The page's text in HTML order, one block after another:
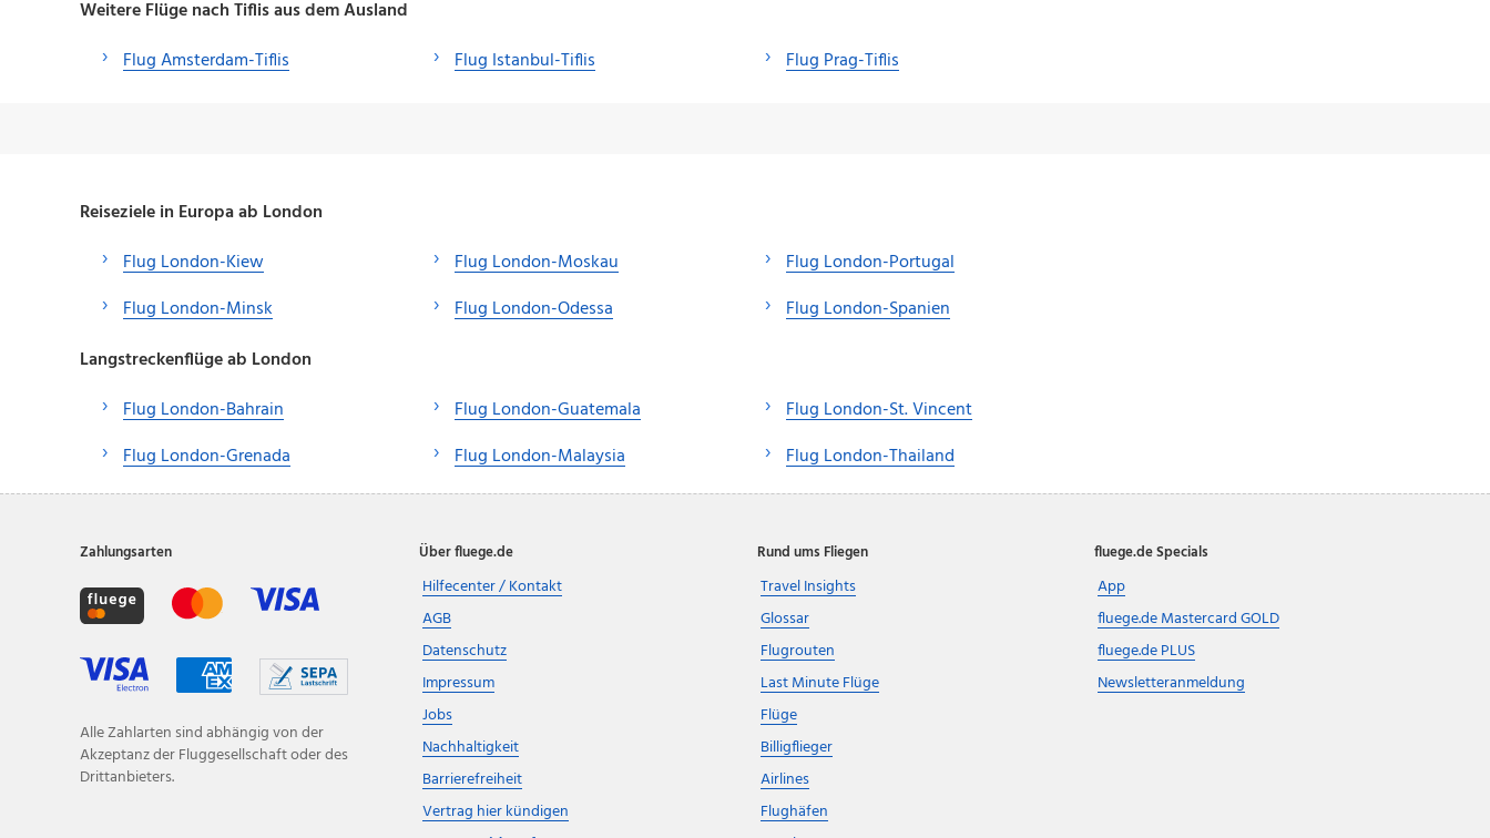
Weitere Flüge nach Tiflis aus dem Ausland
Flug Amsterdam-Tiflis
Flug Istanbul-Tiflis Flug Prag-Tiflis
Reiseziele in Europa ab London
Flug London-Kiew
Flug London-Minsk
Flug London-Moskau
Flug London-Odessa
Flug London-Portugal
Flug London-Spanien
Langstreckenflüge ab London
Flug London-Bahrain
Flug London-Grenada
Flug London-Guatemala
Flug London-Malaysia
Flug London-St. Vincent
Flug London-Thailand